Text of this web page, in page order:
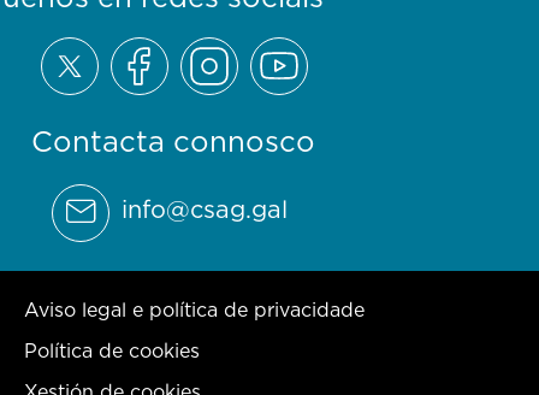
Contacta connosco
info@csag.gal
Aviso legal e política de privacidade
Política de cookies